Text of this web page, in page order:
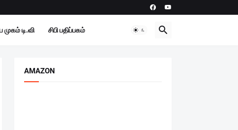
முகம் டி.வி சிபி பதிப்பகம்
AMAZON